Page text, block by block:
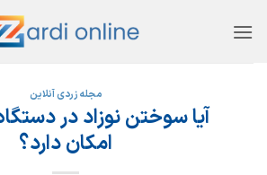
مجله زردی آنلاین
آیا سوختن نوزاد در
امکان دارد؟